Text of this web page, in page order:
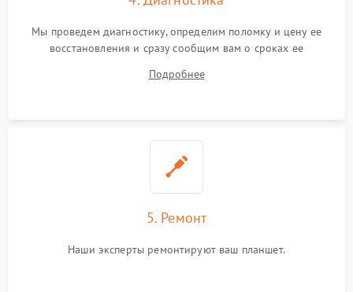
Мы проведем диагностику, определим поломку и цену ее
восстановления и сразу сообщим вам о сроках ее
Подробнее
5. Ремонт
Наши эксперты ремонтируют ваш планшет.